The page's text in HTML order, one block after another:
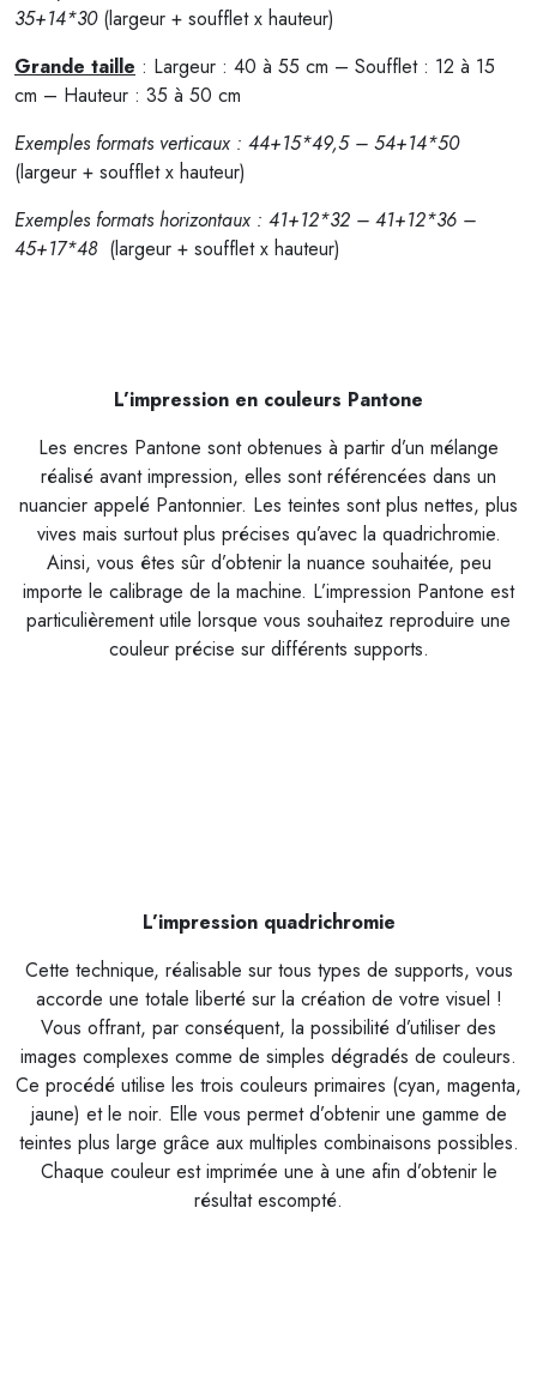
35+14*30(largeur + soufflet x hauteur)
Grande taille : Largeur : 40 à 55 cm – Soufflet : 12 à 15
cm – Hauteur : 35 à 50 cm
Exemples formats verticaux : 44+15*49,5 – 54+14*50
(largeur + soufflet x hauteur)
Exemples formats horizontaux : 41+12*32 – 41+12*36 –
45+17*48 (largeur + soufflet x hauteur)
L’impression en couleurs Pantone
Les encres Pantone sont obtenues à partir d’un mélange
réalisé avant impression, elles sont référencées dans un
nuancier appelé Pantonnier. Les teintes sont plus nettes, plus
vives mais surtout plus précises qu’avec la quadrichromie.
Ainsi, vous êtes sûr d’obtenir la nuance souhaitée, peu
importe le calibrage de la machine. L’impression Pantone est
particulièrement utile lorsque vous souhaitez reproduire une
couleur précise sur différents supports.
L’impression quadrichromie
Cette technique, réalisable sur tous types de supports, vous
accorde une totale liberté sur la création de votre visuel !
Vous offrant, par conséquent, la possibilité d’utiliser des
images complexes comme de simples dégradés de couleurs.
Ce procédé utilise les trois couleurs primaires (cyan, magenta,
jaune) et le noir. Elle vous permet d’obtenir une gamme de
teintes plus large grâce aux multiples combinaisons possibles.
Chaque couleur est imprimée une à une afin d’obtenir le
résultat escompté.